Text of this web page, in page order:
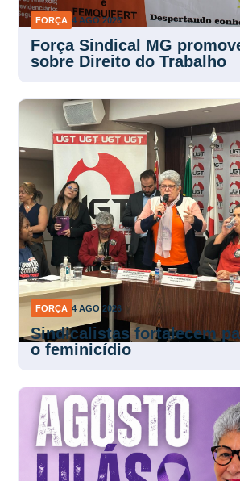
FORÇA 4 AGO 2026
Força Sindical MG
sobre Direito do Trabalho
FORÇA 4 AGO 2026
Sindicalistas fortalecem
o feminicídio